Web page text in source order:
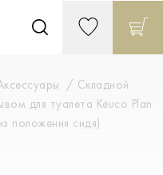
Складной
для туалета Keuco Plan
положения сидя)